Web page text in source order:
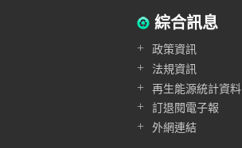
綜合訊息
+ 政策資訊
+ 法規資訊
+ 再生能源統計資料
+ 訂退閱電子報
+ 外網連結